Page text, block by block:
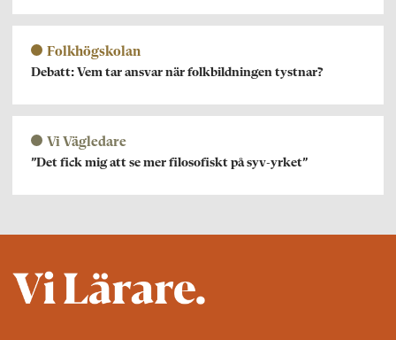
Folkhögskolan
Debatt: Vem tar ansvar när folkbildningen tystnar?
Vi Vägledare
”Det fick mig att se mer filosofiskt på syv-yrket”